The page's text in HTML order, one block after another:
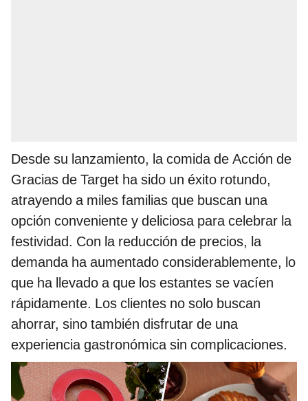
Desde su lanzamiento, la comida de Acción de
Gracias de Target ha sido un éxito rotundo,
atrayendo a miles familias que buscan una
opción conveniente y deliciosa para celebrar la
festividad. Con la reducción de precios, la
demanda ha aumentado considerablemente, lo
que ha llevado a que los estantes se vacíen
rápidamente. Los clientes no solo buscan
ahorrar, sino también disfrutar de una
experiencia gastronómica sin complicaciones.